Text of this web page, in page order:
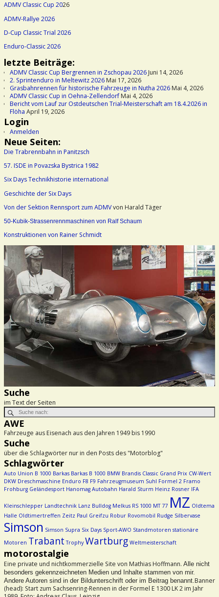
ADMV Classic Cup 2026
ADMV-Rallye 2026
D-Cup Classic Trial 2026
Enduro-Classic 2026
letzte Beiträge:
ADMV Classic Cup Bergrennen in Zschopau 2026Juni 14, 2026
2. Sprintenduro in Meltewitz 2026Mai 17, 2026
Grasbahnrennen für historische Fahrzeuge in Nutha 2026Mai 4, 2026
ADMV Classic Cup in Oehna-ZellendorfMai 4, 2026
Bericht vom Lauf zur Ostdeutschen Trial-Meisterschaft am 18.4.2026 in
Flöha April 19, 2026
Login
Anmelden
Neue Seiten:
Die Trabrennbahn in Panitzsch
57. ISDE in Povazska Bystrica 1982
Six Days Technikhistorie international
Geschichte der Six Days
Von der Sektion Rennsport zum ADMVvon Harald Täger
50-Kubik-Strassenrennmaschinen von Ralf Schaum
Konstruktionen von Rainer Schmidt
Suche
im Text der Seiten
AWE
Fahrzeuge aus Eisenach aus den Jahren 1949 bis 1990
Suche
über die Schlagwörter nur in den Posts des "Motorblog"
Schlagwörter
Auto Union B 1000 Barkas Barkas B 1000 BMW Brandis Classic Grand Prix CW-Wert
DKW Dreschmaschine Enduro F8 F9 Fahrzeugmuseum Suhl Formel 2 Framo
Frohburg Geländesport Hanomag Autobahn Harald Sturm Heinz Rosner IFA
Kleinschlepper Landtechnik Lanz Bulldog Melkus RS 1000 MT 77 MZ Oldtema
Halle Oldtimertreffen Zeitz Paul Greifzu Robur Rovomobil Rudge Silbervase
Simson Simson Supra Six Days Sport-AWO Standmotoren stationäre
Motoren Trabant Trophy Wartburg Weltmeisterschaft
motorostalgie
Eine private und nichtkommerzielle Site von Mathias Hoffmann. Alle nicht
besonders gekennzeichneten Medien und Inhalte stammen von mir.
Andere Autoren sind in der Bildunterschrift oder im Beitrag benannt. Banner
(head): Start zum Sachsenring-Rennen in der Formel E 1300 LK 2 im Jahr